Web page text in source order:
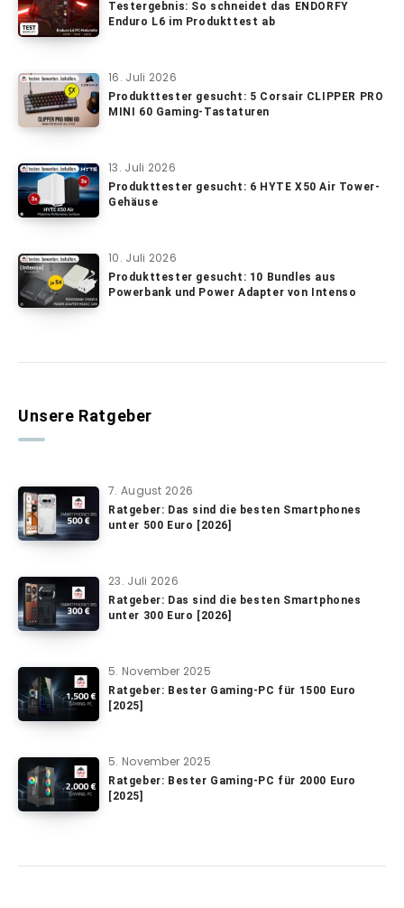
Testergebnis: So schneidet das ENDORFY
Enduro L6 im Produkttest ab
16. Juli 2026
Produkttester gesucht: 5 Corsair CLIPPER PRO
MINI 60 Gaming-Tastaturen
13. Juli 2026
Produkttester gesucht: 6 HYTE X50 Air Tower-
Gehäuse
10. Juli 2026
Produkttester gesucht: 10 Bundles aus
Powerbank und Power Adapter von Intenso
Unsere Ratgeber
7. August 2026
Ratgeber: Das sind die besten Smartphones
unter 500 Euro [2026]
23. Juli 2026
Ratgeber: Das sind die besten Smartphones
unter 300 Euro [2026]
5. November 2025
Ratgeber: Bester Gaming-PC für 1500 Euro
[2025]
5. November 2025
Ratgeber: Bester Gaming-PC für 2000 Euro
[2025]